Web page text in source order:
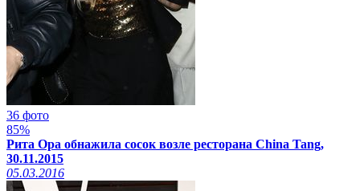
36 фото
85%
Рита Ора обнажила сосок возле ресторана China Tang,
30.11.2015
05.03.2016